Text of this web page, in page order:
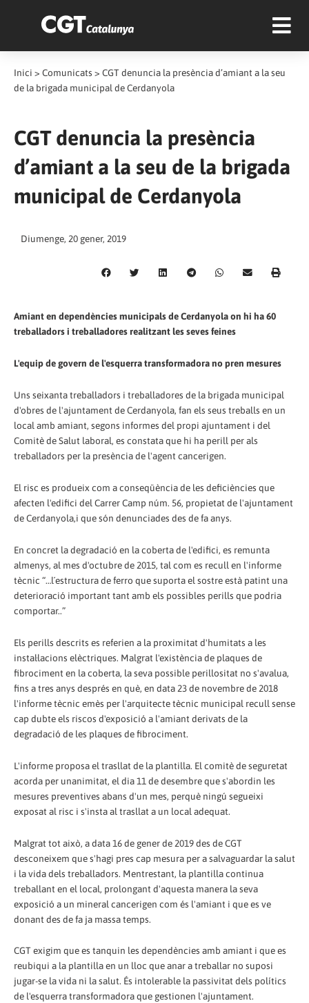
Inici > Comunicats > CGT denuncia la presència d’amiant a la seu
de la brigada municipal de Cerdanyola
CGT denuncia la presència
d’amiant a la seu de la brigada
municipal de Cerdanyola
Diumenge, 20 gener, 2019
Amiant en dependències municipals de Cerdanyola on hi ha 60
treballadors i treballadores realitzant les seves feines
L'equip de govern de l'esquerra transformadora no pren mesures
Uns seixanta treballadors i treballadores de la brigada municipal
d'obres de l'ajuntament de Cerdanyola, fan els seus treballs en un
local amb amiant, segons informes del propi ajuntament i del
Comitè de Salut laboral, es constata que hi ha perill per als
treballadors per la presència de l'agent cancerigen.
El risc es produeix com a conseqüència de les deficiències que
afecten l'edifici del Carrer Camp núm. 56, propietat de l'ajuntament
de Cerdanyola,i que són denunciades des de fa anys.
En concret la degradació en la coberta de l'edifici, es remunta
almenys, al mes d'octubre de 2015, tal com es recull en l'informe
tècnic “…l´estructura de ferro que suporta el sostre està patint una
deterioració important tant amb els possibles perills que podria
comportar..”
Els perills descrits es referien a la proximitat d'humitats a les
instal·lacions elèctriques. Malgrat l'existència de plaques de
fibrociment en la coberta, la seva possible perillositat no s'avalua,
fins a tres anys després en què, en data 23 de novembre de 2018
l'informe tècnic emès per l'arquitecte tècnic municipal recull sense
cap dubte els riscos d'exposició a l'amiant derivats de la
degradació de les plaques de fibrociment.
L'informe proposa el trasllat de la plantilla. El comitè de seguretat
acorda per unanimitat, el dia 11 de desembre que s'abordin les
mesures preventives abans d'un mes, perquè ningú segueixi
exposat al risc i s'insta al trasllat a un local adequat.
Malgrat tot això, a data 16 de gener de 2019 des de CGT
desconeixem que s'hagi pres cap mesura per a salvaguardar la salut
i la vida dels treballadors. Mentrestant, la plantilla continua
treballant en el local, prolongant d'aquesta manera la seva
exposició a un mineral cancerigen com és l'amiant i que es ve
donant des de fa ja massa temps.
CGT exigim que es tanquin les dependències amb amiant i que es
reubiqui a la plantilla en un lloc que anar a treballar no suposi
jugar-se la vida ni la salut. És intolerable la passivitat dels polítics
de l'esquerra transformadora que gestionen l'ajuntament.